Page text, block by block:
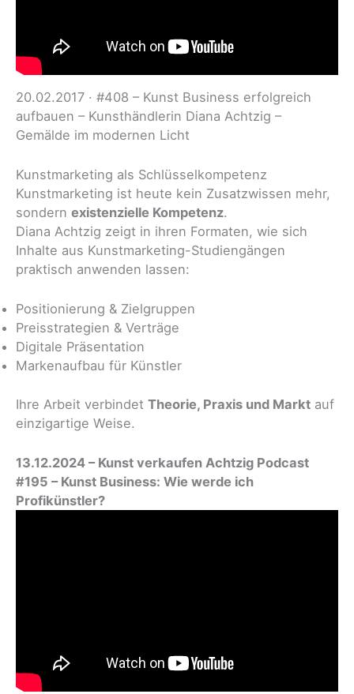
20.02.2017 · #408 – Kunst Business erfolgreich
aufbauen – Kunsthändlerin Diana Achtzig –
Gemälde im modernen Licht
Kunstmarketing als Schlüsselkompetenz
Kunstmarketing ist heute kein Zusatzwissen mehr,
sondern existenzielle Kompetenz.
Diana Achtzig zeigt in ihren Formaten, wie sich
Inhalte aus Kunstmarketing-Studiengängen
praktisch anwenden lassen:
Positionierung & Zielgruppen
Preisstrategien & Verträge
Digitale Präsentation
Markenaufbau für Künstler
Ihre Arbeit verbindet Theorie, Praxis und Markt auf
einzigartige Weise.
13.12.2024 – Kunst verkaufen Achtzig Podcast
#195 – Kunst Business: Wie werde ich
Profikünstler?